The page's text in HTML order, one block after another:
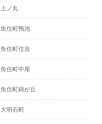
上ノ丸
魚住町鴨池
魚住町住吉
魚住町中尾
魚住町錦が丘
大明石町